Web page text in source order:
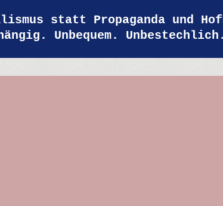
statt Propaganda und
Unbequem. Unbestechlich.